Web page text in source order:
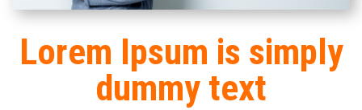
Lorem Ipsum is simply
dummy text